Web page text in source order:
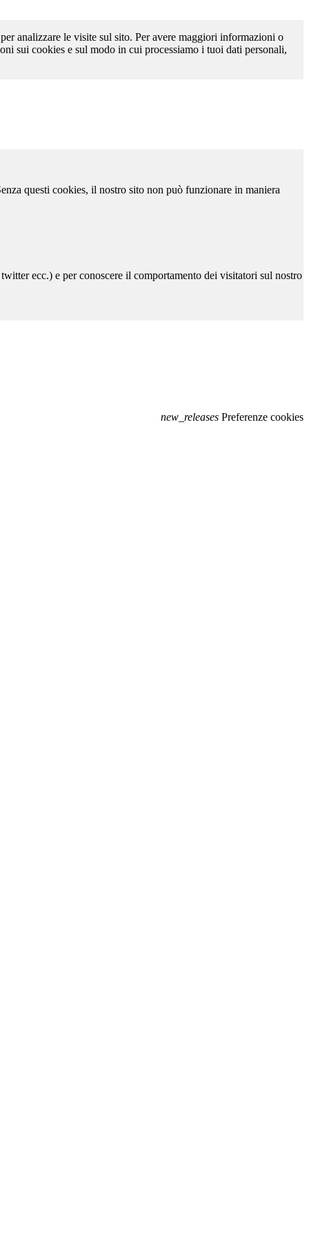
analizzare le visite sul sito. Per avere maggiori informazioni o
sui cookies e sul modo in cui processiamo i tuoi dati personali,
questi cookies, il nostro sito non può funzionare in maniera
ecc.) e per conoscere il comportamento dei visitatori sul nostro
new_releases Preferenze cookies